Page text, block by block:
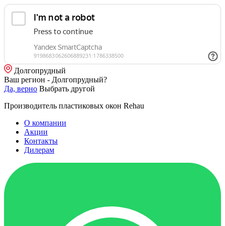
Долгопрудный
Ваш регион - Долгопрудный?
Да, верно Выбрать другой
Производитель пластиковых окон Rehau
О компании
Акции
Контакты
Дилерам